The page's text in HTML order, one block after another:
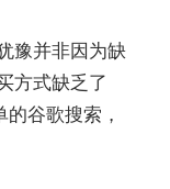
豫并非因为缺
方式缺乏了
谷歌搜索，